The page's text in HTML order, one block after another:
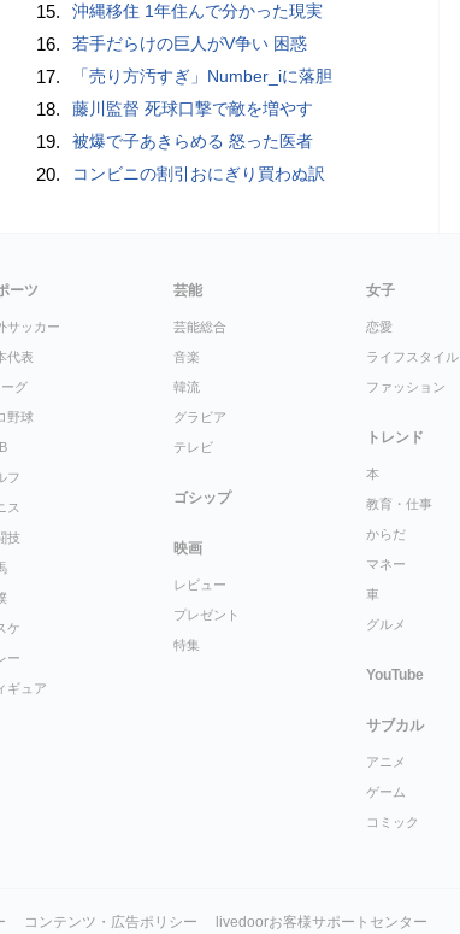
15. 沖縄移住 1年住んで分かった現実
16. 若手だらけの巨人がV争い 困惑
17. 「売り方汚すぎ」Number_iに落胆
18. 藤川監督 死球口撃で敵を増やす
19. 被爆で子あきらめる 怒った医者
20. コンビニの割引おにぎり買わぬ訳
ーツ
サッカー
代表
グ
野球
フ
ス
技
ケ
ー
ギュア
芸能
芸能総合
音楽
韓流
グラビア
テレビ
ゴシップ
映画
レビュー
プレゼント
特集
女子
恋愛
ライフスタイル
ファッション
トレンド
本
教育・仕事
からだ
マネー
車
グルメ
YouTube
サブカル
アニメ
ゲーム
コミック
コンテンツ・広告ポリシー livedoorお客様サポートセンター